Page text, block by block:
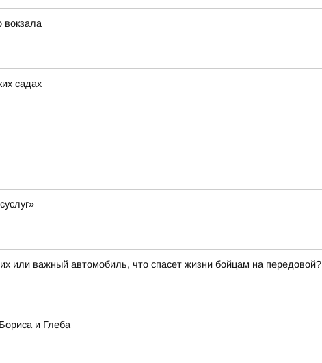
вокзала
садах
или важный автомобиль, что спасет жизни бойцам на передовой?
и Глеба